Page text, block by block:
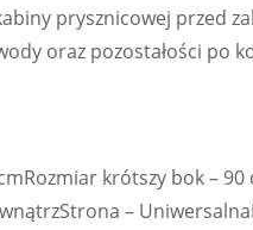
prysznicowej przed
oraz pozostałości po
krótszy bok –
–